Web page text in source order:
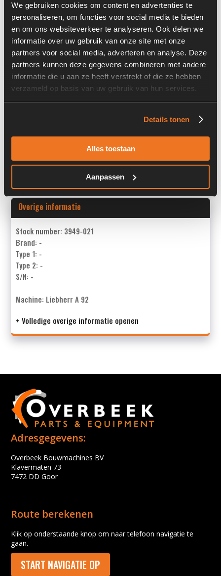
We gebruiken cookies om content en advertenties te
personaliseren, om functies voor social media te bieden
en om ons websiteverkeer te analyseren. Ook delen we
informatie over uw gebruik van onze site met onze
partners voor social media, adverteren en analyse. Deze
partners kunnen deze gegevens combineren met andere
informatie die u aan ze heeft verstrekt of die ze hebben
verzameld op basis van uw gebruik van hun services.
Details tonen
Alles toestaan
Aanpassen
Onderdeel Merk:
Liebherr
Onderdeel Type:
9881735
Onderdeel nummer:
9881735 / 12211820
Informatie
Past op de volgende machines:
Liebherr A 924 Litronic
Land:
Nederland
Overige informatie
Stock number: 3949-021
Brand: -
Type 1: -
Type 2: -
S/N: -
Machine: Liebherr A 92
+ Volledige overige informatie openen
Adresgegevens:
Overbeek Bouwmachines BV
Klavermaten 73
7472 DD Goor
Route berekenen
Klik op onderstaande knop om naar telefoon navigatie te
gaan.
START NAVIGATIE OP